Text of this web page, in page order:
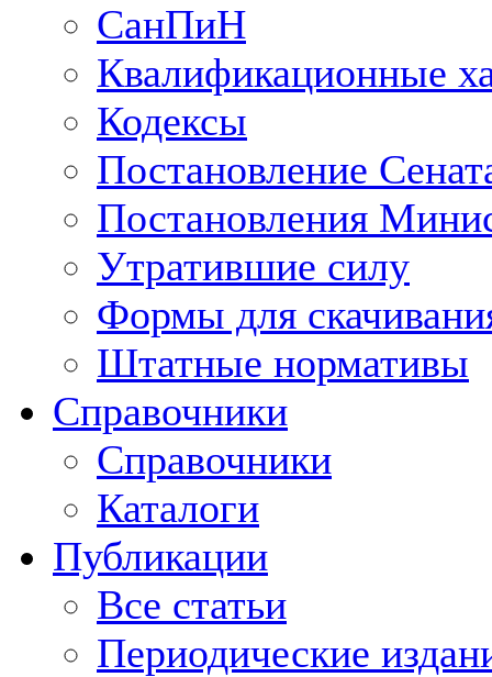
СанПиН
Квалификационные
Кодексы
Постановление
Постановления
Утратившие силу
Формы для
Штатные нормативы
Справочники
Справочники
Каталоги
Публикации
Все статьи
Периодические